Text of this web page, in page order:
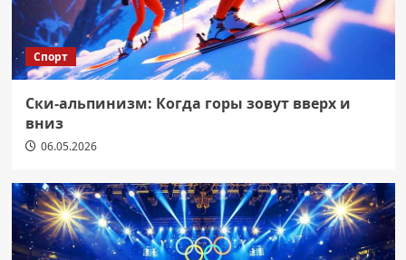
Спорт
Ски-альпинизм: Когда горы зовут вверх и
вниз
06.05.2026